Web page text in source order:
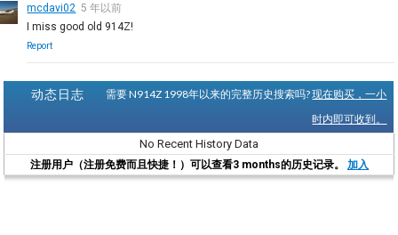
mcdavi02 5 年以前
I miss good old 914Z!
Report
动态日志 需要 N914Z 1998年以来的完整历史搜索吗?现在购买，一小
时内即可收到。
No Recent History Data
注册用户（注册免费而且快捷！）可以查看3 months的历史记录。 加入